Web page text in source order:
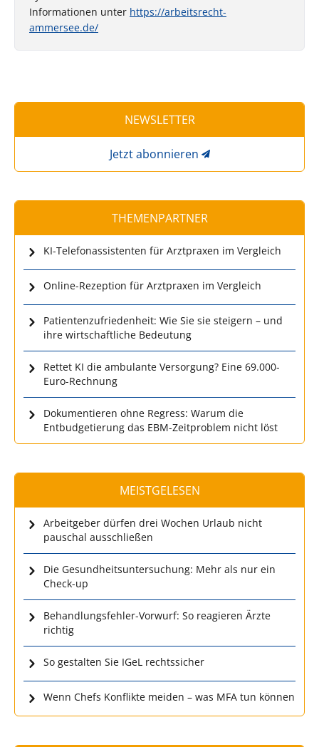
Informationen unter https://arbeitsrecht-
ammersee.de/
NEWSLETTER
Jetzt abonnieren
THEMENPARTNER
KI-Telefonassistenten für Arztpraxen im Vergleich
Online-Rezeption für Arztpraxen im Vergleich
Patientenzufriedenheit: Wie Sie sie steigern – und
ihre wirtschaftliche Bedeutung
Rettet KI die ambulante Versorgung? Eine 69.000-
Euro-Rechnung
Dokumentieren ohne Regress: Warum die
Entbudgetierung das EBM-Zeitproblem nicht löst
MEISTGELESEN
Arbeitgeber dürfen drei Wochen Urlaub nicht
pauschal ausschließen
Die Gesundheitsuntersuchung: Mehr als nur ein
Check-up
Behandlungsfehler-Vorwurf: So reagieren Ärzte
richtig
So gestalten Sie IGeL rechtssicher
Wenn Chefs Konflikte meiden – was MFA tun können